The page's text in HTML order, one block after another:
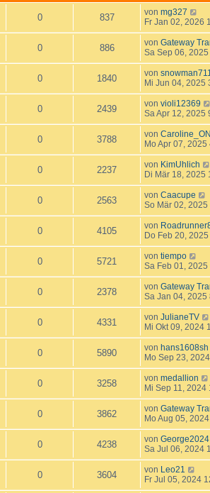
0 837 von mg327
Fr Jan 02, 2026
0 886 von Gateway
Sa Sep 06,
0 1840 von
Mi Jun 04, 2025
0 2439 von violi12369
Sa Apr 12, 2025
0 3788 von
Mo Apr 07, 2025
0 2237 von KimUhlich
Di Mär 18, 2025
0 2563 von Caacupe
So Mär 02, 2025
0 4105 von
Do Feb 20,
0 5721 von tiempo
Sa Feb 01,
0 2378 von Gateway
Sa Jan 04, 2025
0 4331 von JulianeTV
Mi Okt 09, 2024
0 5890 von hans1608sh
Mo Sep 23,
0 3258 von medallion
Mi Sep 11, 2024
0 3862 von Gateway
Mo Aug 05,
0 4238 von George2024
Sa Jul 06, 2024
0 3604 von Leo21
Fr Jul 05, 2024